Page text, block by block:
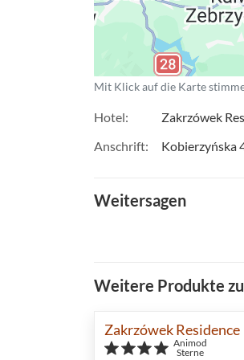
Mit Klick auf die Karte
Hotel
Zakrzówek
Anschrift
Kobierzyńska
Weitersagen
Weitere Produkte
Zakrzówek Residence
Animod
Sterne